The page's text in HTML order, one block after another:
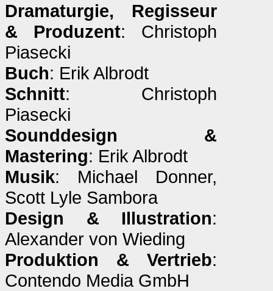
Dramaturgie, Regisseur
& Produzent: Christoph
Piasecki
Buch: Erik Albrodt
Schnitt: Christoph
Piasecki
Sounddesign &
Mastering: Erik Albrodt
Musik: Michael Donner,
Scott Lyle Sambora
Design & Illustration:
Alexander von Wieding
Produktion & Vertrieb:
Contendo Media GmbH